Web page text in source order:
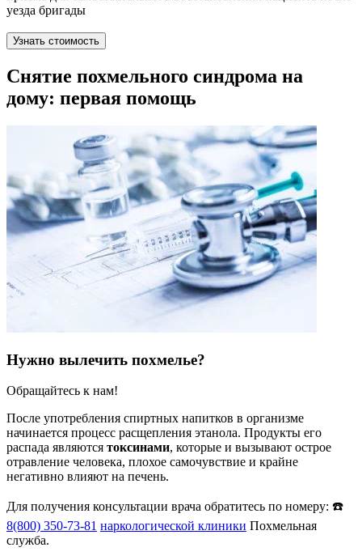
уезда бригады
Узнать стоимость
Снятие похмельного синдрома на
дому: первая помощь
Нужно вылечить похмелье?
Обращайтесь к нам!
После употребления спиртных напитков в организме
начинается процесс расщепления этанола. Продукты его
распада являются токсинами, которые и вызывают острое
отравление человека, плохое самочувствие и крайне
негативно влияют на печень.
Для получения консультации врача обратитесь по номеру: ☎️
8(800) 350-73-81 наркологической клиники Похмельная
служба.